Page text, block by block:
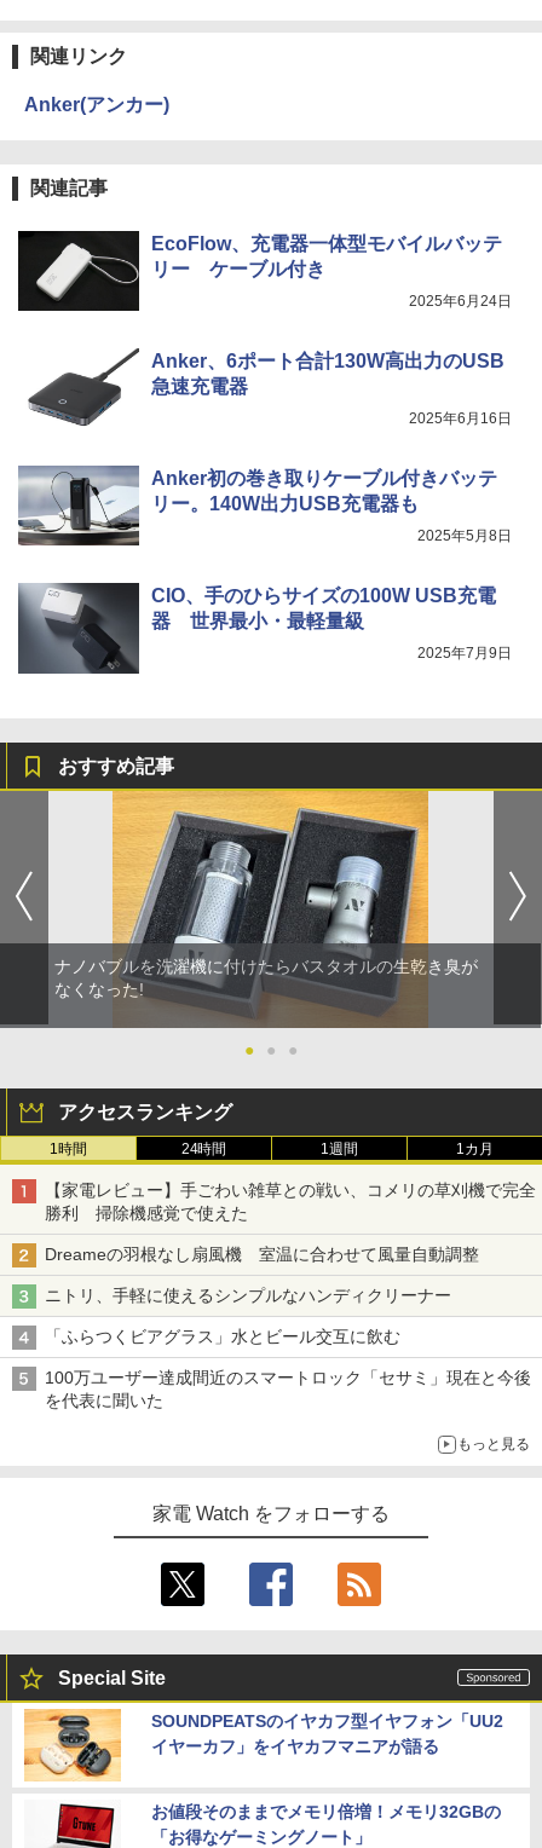
関連リンク
Anker(アンカー)
関連記事
EcoFlow、充電器一体型モバイルバッテ
リー ケーブル付き
2025年6月24日
Anker、6ポート合計130W高出力のUSB
急速充電器
2025年6月16日
Anker初の巻き取りケーブル付きバッテ
リー。140W出力USB充電器も
2025年5月8日
CIO、手のひらサイズの100W USB充電
器 世界最小・最軽量級
2025年7月9日
おすすめ記事
ナノバブルを洗濯機に付けたらバスタオルの生乾き臭が
なくなった!
● ● ●
アクセスランキング
1時間 24時間 1週間 1カ月
【家電レビュー】手ごわい雑草との戦い、コメリの草刈機で完全
勝利 掃除機感覚で使えた
Dreameの羽根なし扇風機 室温に合わせて風量自動調整
ニトリ、手軽に使えるシンプルなハンディクリーナー
「ふらつくビアグラス」水とビール交互に飲む
100万ユーザー達成間近のスマートロック「セサミ」現在と今後
を代表に聞いた
もっと見る
家電 Watch をフォローする
Special Site
SOUNDPEATSのイヤカフ型イヤフォン「UU2
イヤーカフ」をイヤカフマニアが語る
お値段そのままでメモリ倍増！メモリ32GBの
「お得なゲーミングノート」